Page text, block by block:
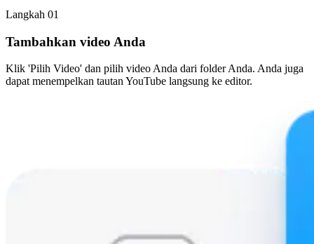
Langkah 01
Tambahkan video Anda
Klik 'Pilih Video' dan pilih video Anda dari folder Anda. Anda juga
dapat menempelkan tautan YouTube langsung ke editor.